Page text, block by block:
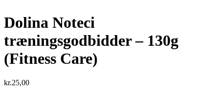
Dolina Noteci
træningsgodbidder – 130g
(Fitness Care)
kr.25,00